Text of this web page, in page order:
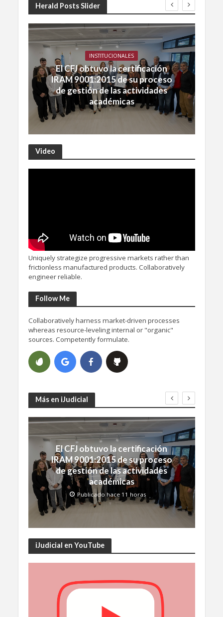
Herald Posts Slider
INSTITUCIONALES
El CFJ obtuvo la certificación
IRAM 9001:2015 de su proceso
de gestión de las actividades
académicas
Video
Uniquely strategize progressive markets rather than
frictionless manufactured products. Collaboratively
engineer reliable.
Follow Me
Collaboratively harness market-driven processes
whereas resource-leveling internal or "organic"
sources. Competently formulate.
Más en iJudicial
El CFJ obtuvo la certificación
IRAM 9001:2015 de su proceso
de gestión de las actividades
académicas
Publicado hace 11 horas
iJudicial en YouTube